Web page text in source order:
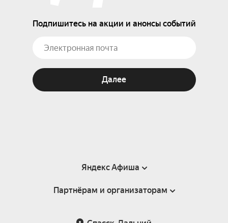
Подпишитесь на акции и анонсы событий
Далее
Яндекс Афиша
Справка
Партнёрам и организаторам